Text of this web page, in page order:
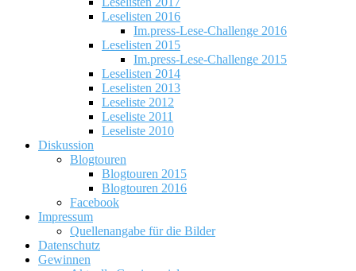
Leselisten 2016
Im.press-Lese-Challenge 2016
Leselisten 2015
Im.press-Lese-Challenge 2015
Leselisten 2014
Leselisten 2013
Leseliste 2012
Leseliste 2011
Leseliste 2010
Diskussion
Blogtouren
Blogtouren 2015
Blogtouren 2016
Facebook
Impressum
Quellenangabe für die Bilder
Datenschutz
Gewinnen